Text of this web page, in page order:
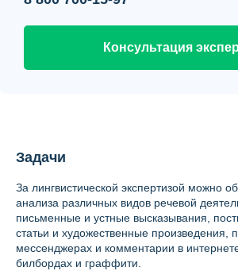
Консультация
Задачи
За лингвистической экспертизой можно
анализа различных видов речевой
письменные и устные высказывания,
статьи и художественные произведения,
мессенджерах и комментарии в
билбордах и граффити.